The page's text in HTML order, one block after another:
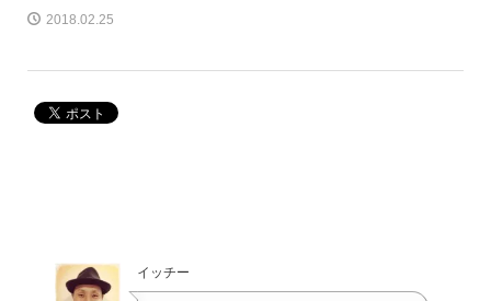
2018.02.25
イッチー